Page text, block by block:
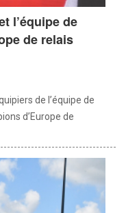
l’équipe de
de relais
de l’équipe de
d’Europe de